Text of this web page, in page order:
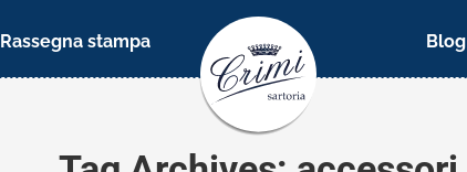
Rassegna stampa Blog